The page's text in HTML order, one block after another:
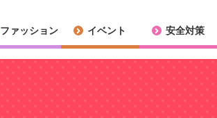
ファッション イベント 安全対策